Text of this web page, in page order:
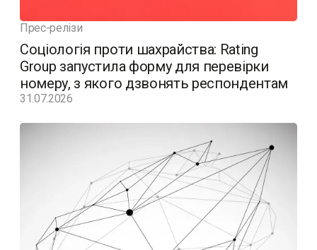
Прес-релізи
Соціологія проти шахрайства: Rating
Group запустила форму для перевірки
номеру, з якого дзвонять респондентам
31.07.2026